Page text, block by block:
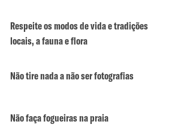
Respeite os modos de vida e tradições
locais, a fauna e flora
Não tire nada a não ser fotografias
Não faça fogueiras na praia